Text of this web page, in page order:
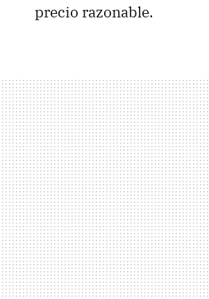
precio razonable.